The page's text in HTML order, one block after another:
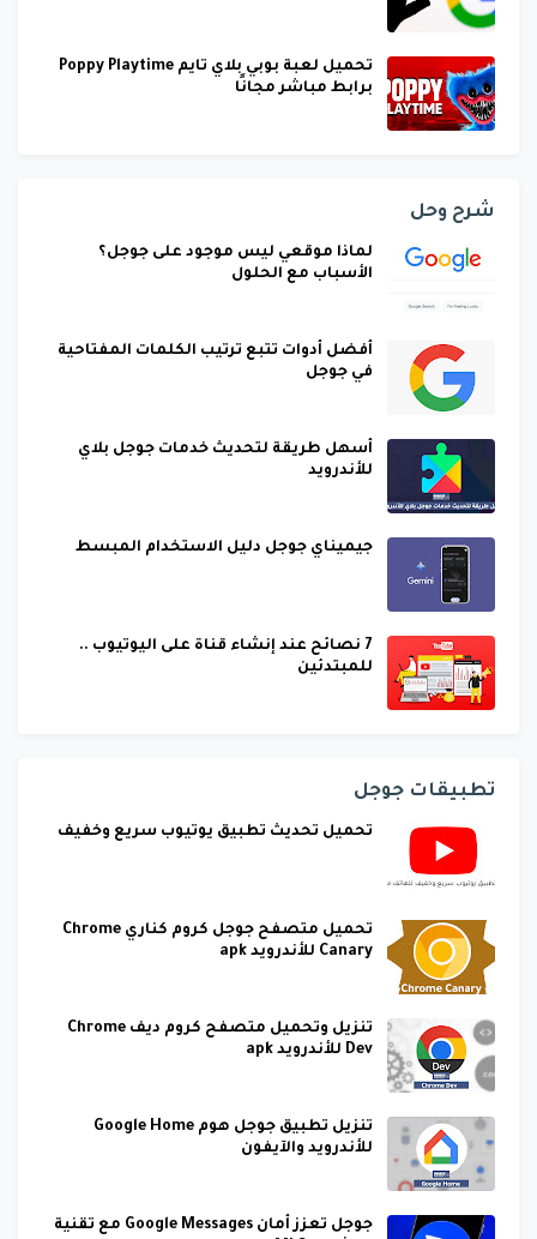
تحميل لعبة بوبي بلاي تايم Poppy Playtime
برابط مباشر مجانًا
شرح وحل
لماذا موقعي ليس موجود على جوجل؟
الأسباب مع الحلول
أفضل أدوات تتبع ترتيب الكلمات المفتاحية
في جوجل
أسهل طريقة لتحديث خدمات جوجل بلاي
للأندرويد
جيميناي جوجل دليل الاستخدام المبسط
7 نصائح عند إنشاء قناة على اليوتيوب ..
للمبتدئين
تطبيقات جوجل
تحميل تحديث تطبيق يوتيوب سريع وخفيف
تحميل متصفح جوجل كروم كناري Chrome
Canary للأندرويد apk
تنزيل وتحميل متصفح كروم ديف Chrome
Dev للأندرويد apk
تنزيل تطبيق جوجل هوم Google Home
للأندرويد والآيفون
جوجل تعزز أمان Google Messages مع تقنية